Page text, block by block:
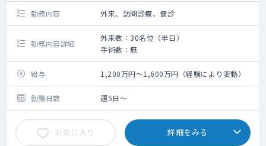
児童思春期は専門の医師が1名おりますので、
オンコール：基本は当直医が対応しますが、
電話でコンサルをしていただくことがござい
ます。
残業：各人による。
勤務内容 外来、訪問診療、健診
勤務内容詳細
外来数：30名位（半日）
手術数：無
給与 1,200万円～1,600万円（経験により変動）
勤務日数 週5日～
お気に入り 詳細をみる